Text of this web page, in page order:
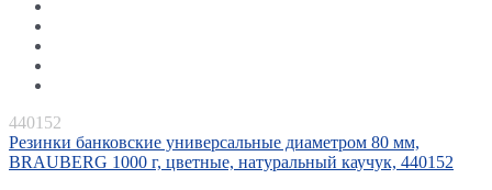
440152
Резинки банковские универсальные диаметром 80 мм,
BRAUBERG 1000 г, цветные, натуральный каучук, 440152